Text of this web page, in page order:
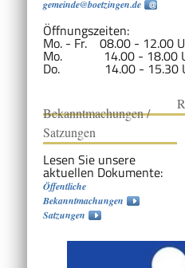
gemeinde@boetzingen.de
Öffnungszeiten:
Mo. - Fr. 08.00 - 12.00
Mo. 14.00 - 18.00
Do. 14.00 - 15.30
Bekanntmachungen /
Satzungen
Lesen Sie unsere
aktuellen Dokumente:
Öffentliche
Bekanntmachungen
Satzungen